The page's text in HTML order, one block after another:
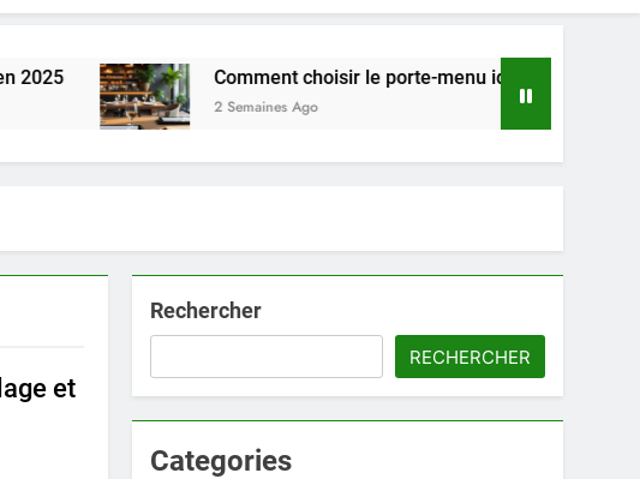
Comment choisir le porte-menu idéal pour votre restaurant
2 Semaines Ago
et
Rechercher
RECHERCHER
Categories